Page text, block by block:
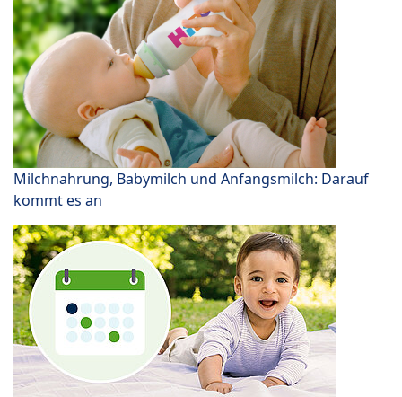
Milchnahrung, Babymilch und Anfangsmilch: Darauf
kommt es an